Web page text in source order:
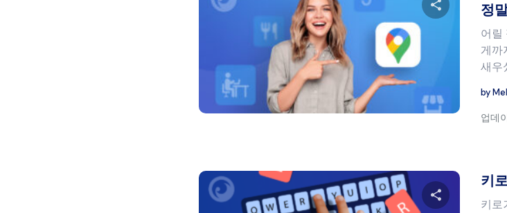
이 글을
트위터 페이
정
어릴
게까
새우
by
업데
키
키로